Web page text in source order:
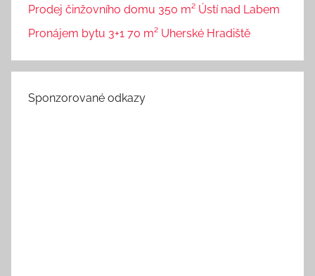
Prodej činžovního domu 350 m² Ústí nad Labem
Pronájem bytu 3+1 70 m² Uherské Hradiště
Sponzorované odkazy